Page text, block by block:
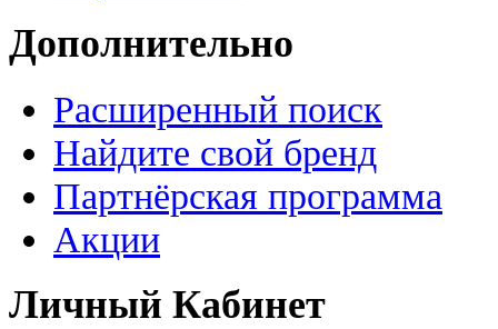
Дополнительно
Расширенный поиск
Найдите свой бренд
Партнёрская программа
Акции
Личный Кабинет